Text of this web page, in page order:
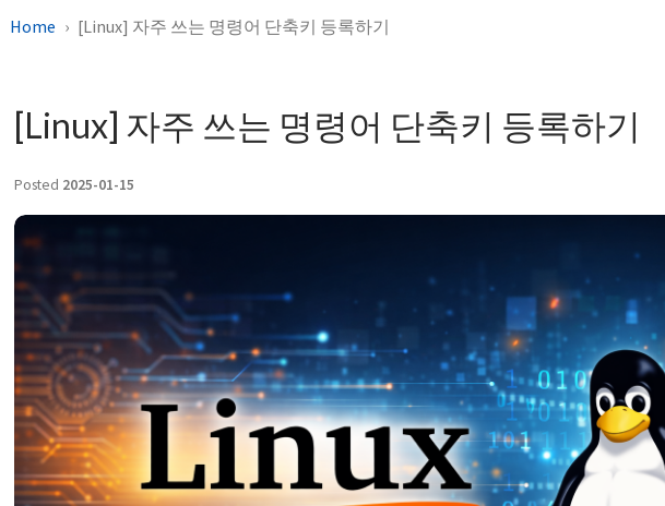
Home [Linux] 자주 쓰는 명령어 단축키 등록하기
[Linux] 자주 쓰는 명령어 단축키 등록하기
Posted 2025-01-15